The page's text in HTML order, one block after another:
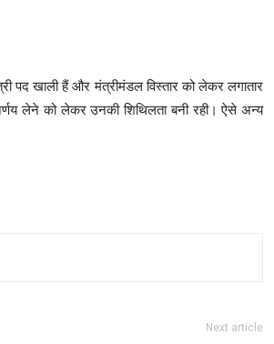
पद खाली हैं और मंत्रीमंडल विस्‍तार को लेकर लगातार
लेने को लेकर उनकी शिथिलता बनी रही। ऐसे अन्‍य
Next article